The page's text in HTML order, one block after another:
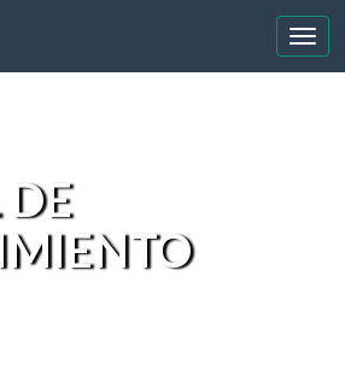
DE